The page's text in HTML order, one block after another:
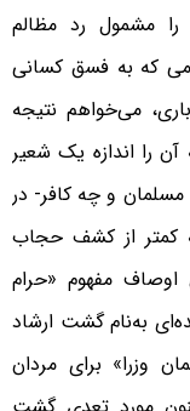
مشمول رد مظالم
که به فسق کسانی
می‌خواهم نتیجه
را اندازه یک شعیر
و چه کافر- در
کمتر از کشف حجاب
مفهوم «حرام
به‌نام گشت ارشاد
وزرا» برای مردان